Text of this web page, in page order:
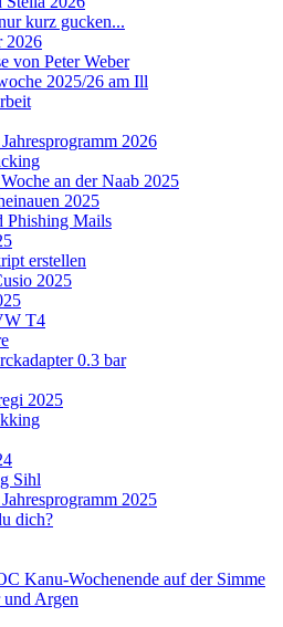
kurz gucken...
2026
von Peter Weber
2025/26 am Ill
2026
an der Naab 2025
2025
Phishing Mails
erstellen
2025
T4
0.3 bar
2025
Sihl
2025
dich?
Kanu-Wochenende auf der Simme
Argen